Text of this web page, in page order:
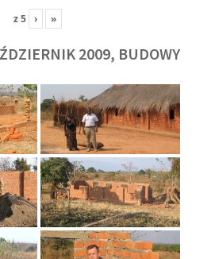
z5 › »
2009, BUDOWY